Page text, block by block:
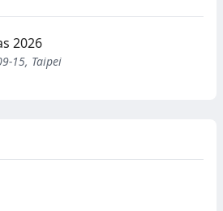
2026
15, Taipei